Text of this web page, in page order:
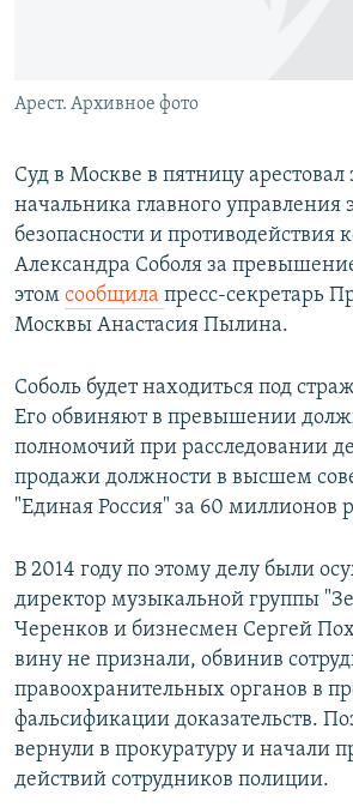
Все сайты РСЕ/РС
Арест. Архивное фото
Суд в Москве в пятницу арестовал
начальника главного управления
безопасности и
Александра Соболя за
этом сообщила пресс-секретарь
Москвы Анастасия Пылина.
Соболь будет находиться под
Его обвиняют в превышении
полномочий при расследовании
продажи должности в высшем
"Единая Россия" за 60 миллионов
В 2014 году по этому делу были
директор музыкальной группы
Черенков и бизнесмен Сергей
вину не признали, обвинив
правоохранительных органов в
фальсификации доказательств.
вернули в прокуратуру и начали
действий сотрудников полиции.